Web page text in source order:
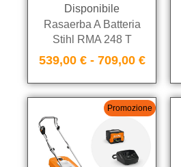
Disponibile
Rasaerba A Batteria
Stihl RMA 248 T
539,00 € - 709,00 €
Promozione